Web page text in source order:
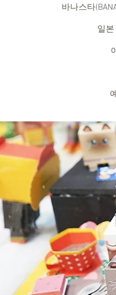
바나스타
일